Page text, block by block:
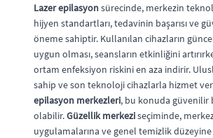
Lazer epilasyonsürecinde, merkezin
hijyen standartları, tedavinin başarısı ve
öneme sahiptir. Kullanılan cihazların
uygun olması, seansların etkinliğini
ortam enfeksiyon riskini en aza indirir.
sahip ve son teknoloji cihazlarla hizmet
epilasyon merkezleri, bu konuda güvenilir
olabilir.Güzellik merkeziseçiminde,
uygulamalarına ve genel temizlik